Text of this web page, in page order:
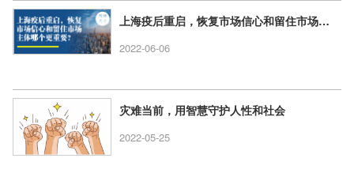
上海疫后重启，恢复市场信心和留住市场主体哪个更重要？
2022-06-06
灾难当前，用智慧守护人性和社会
2022-05-25